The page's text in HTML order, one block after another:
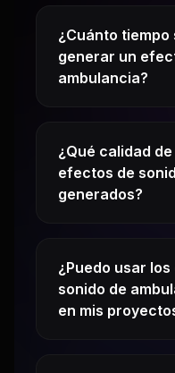
¿Cuánto tiempo
generar un
ambulancia?
¿Qué calidad
efectos de
generados?
¿Puedo usar
sonido de
en mis